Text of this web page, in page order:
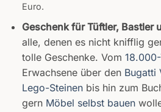
Euro.
Geschenk für Tüftler, Bastler
alle, denen es nicht knifflig
tolle Geschenke. Vom 18.
Erwachsene über den Bugatti
Lego-Steinenbis hin zum
gern Möbel selbst bauen